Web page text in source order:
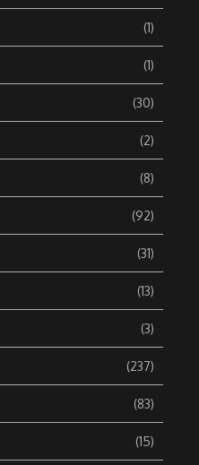
(1)
(1)
(30)
(2)
(8)
(92)
(31)
(13)
(3)
(237)
(83)
(15)